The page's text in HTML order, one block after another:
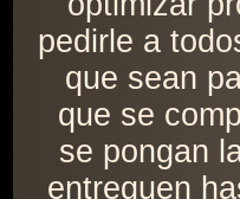
pedirle a
que sean
que se
se pongan
entreguen